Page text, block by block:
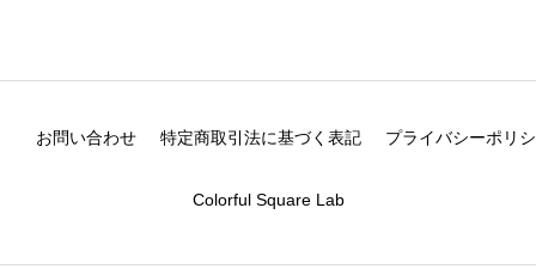
お問い合わせ 特定商取引法に基づく表記 プライバシーポリ
Colorful Square Lab